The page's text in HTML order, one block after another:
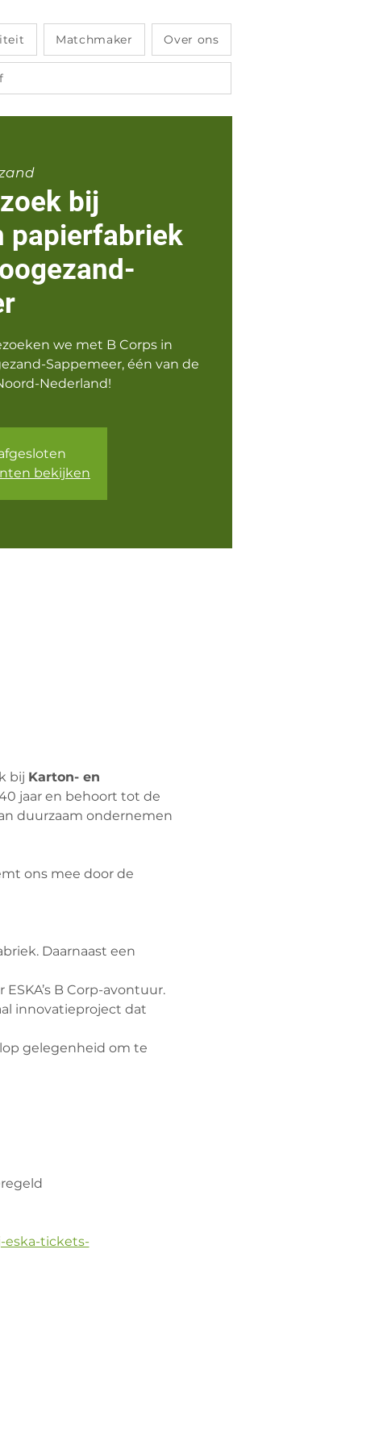
Matchmaker Over ons
bij
papierfabriek
we met B Corps in
Sappemeer, één van de
Nederland!
bekijken
bij Karton- en
jaar en behoort tot de
duurzaam ondernemen
ons mee door de
Daarnaast een
B Corp-avontuur.
innovatieproject dat
gelegenheid om te
eska-tickets-